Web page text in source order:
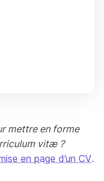
mettre en forme
vitæ ?
en page d’un CV.